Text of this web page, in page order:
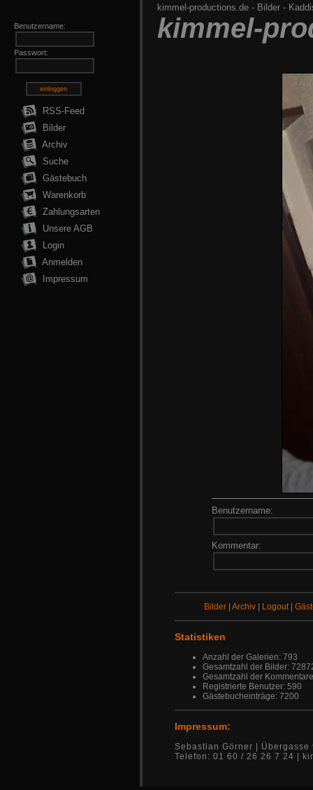
Benutzername:
Passwort:
einloggen
RSS-Feed
Bilder
Archiv
Suche
Gästebuch
Warenkorb
Zahlungsarten
Unsere AGB
Login
Anmelden
Impressum
kimmel-productions.de - Bilder -
kimmel-
Benutzername:
Kommentar:
Bilder |Archiv | Logout |
Statistiken
Anzahl der Galerien: 793
Gesamtzahl der Bilder:
Gesamtzahl der
Registrierte Benutzer: 590
Gästebucheinträge: 7200
Impressum:
Sebastian Görner |
Telefon: 01 60 / 26 26 7 24 |